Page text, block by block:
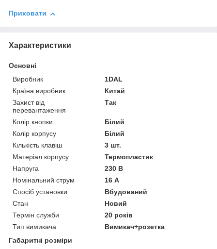
Приховати
Характеристики
Основні
Виробник
1DAL
Країна виробник
Китай
Захист від
перевантаження
Так
Колір кнопки
Білий
Колір корпусу
Білий
Кількість клавіш
3 шт.
Матеріал корпусу
Термопластик
Напруга
230 В
Номінальний струм
16 А
Спосіб установки
Вбудований
Стан
Новий
Термін служби
20 років
Тип вимикача
Вимикач+розетка
Габаритні розміри